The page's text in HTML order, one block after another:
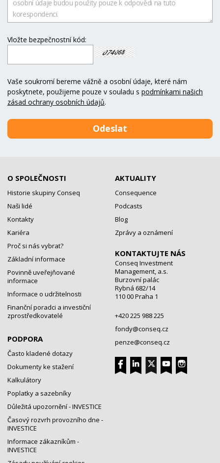
Vložte bezpečnostní kód:
Vaše soukromí bereme vážně a osobní údaje, které nám
poskytnete, použijeme pouze v souladu s podmínkami našich
zásad ochrany osobních údajů.
O SPOLEČNOSTI
Historie skupiny Conseq
Naši lidé
Kontakty
Kariéra
Proč si nás vybrat?
Základní informace
Povinně uveřejňované
informace
Informace o udržitelnosti
Finanční poradci a investiční
zprostředkovatelé
PODPORA
Často kladené dotazy
Dokumenty ke stažení
Kalkulátory
Poplatky a sazebníky
Důležitá upozornění - INVESTICE
Časový rozvrh provozního dne -
INVESTICE
Informace zákazníkům -
INVESTICE
AKTUALITY
Consequence
Podcasts
Blog
Zprávy a oznámení
KONTAKTUJTE NÁS
Conseq Investment
Management, a.s.
Burzovní palác
Rybná 682/14
110 00 Praha 1
+420 225 988 225
fondy@conseq.cz
penze@conseq.cz